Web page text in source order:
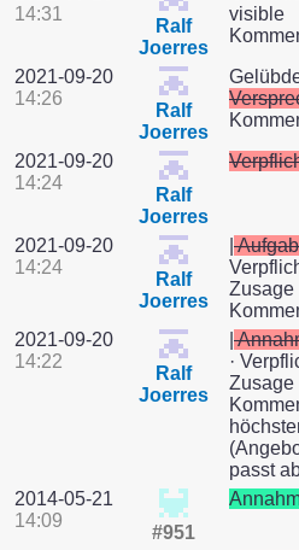
14:31
Ralf
Joerres
visible
2021-09-20
14:26
Ralf
Joerres
2021-09-20
14:24
Ralf
Joerres
2021-09-20
14:24
Ralf
Joerres
Zusage
2021-09-20
14:22
Ralf
Joerres
·
Zusage
passt
2014-05-21
14:09
#951